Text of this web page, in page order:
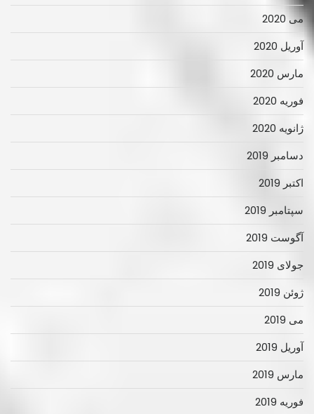
می 2020
آوریل 2020
مارس 2020
فوریه 2020
ژانویه 2020
دسامبر 2019
اکتبر 2019
سپتامبر 2019
آگوست 2019
جولای 2019
ژوئن 2019
می 2019
آوریل 2019
مارس 2019
فوریه 2019